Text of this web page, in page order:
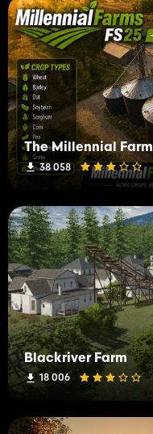
The Millennial Farm
38 058
Blackriver Farm
18 006